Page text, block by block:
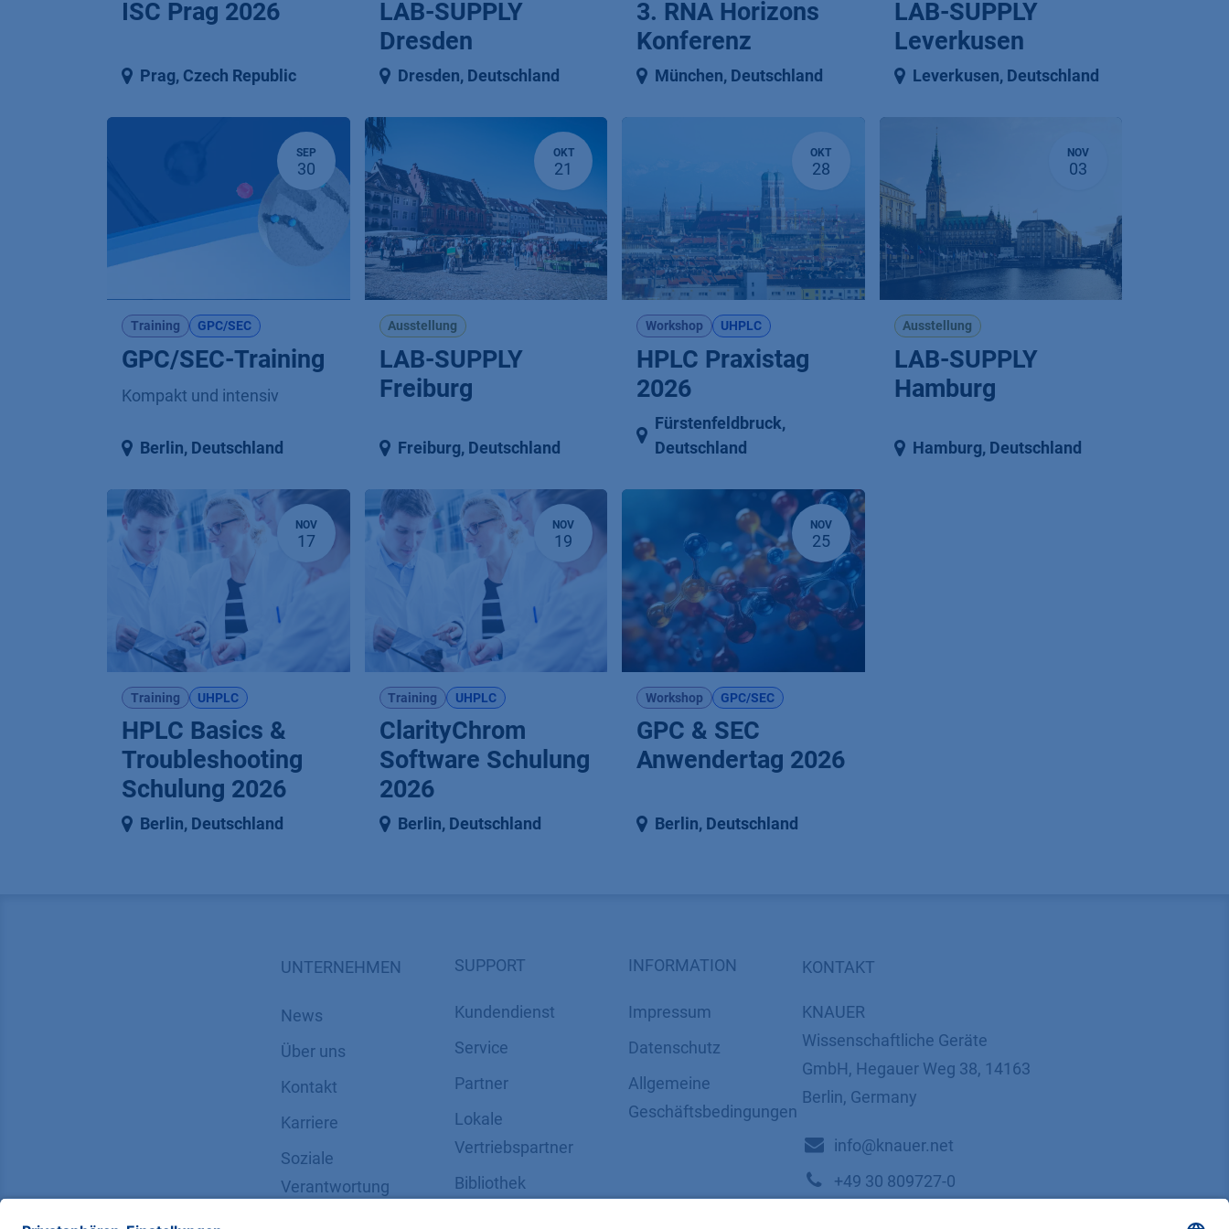
ISC Prag 2026
Prag, Czech Republic
LAB-SUPPLY
Dresden
Dresden, Deutschland
3. RNA Horizons
Konferenz
München, Deutschland
LAB-SUPPLY
Leverkusen
Leverkusen, Deutschland
SEP
30
Training GPC/SEC
GPC/SEC-Training
Kompakt und intensiv
Berlin, Deutschland
OKT
21
Ausstellung
LAB-SUPPLY
Freiburg
Freiburg, Deutschland
OKT
28
Workshop UHPLC
HPLC Praxistag
2026
Fürstenfeldbruck,
Deutschland
NOV
03
Ausstellung
LAB-SUPPLY
Hamburg
Hamburg, Deutschland
NOV
17
Training UHPLC
HPLC Basics &
Troubleshooting
Schulung 2026
Berlin, Deutschland
NOV
19
Training UHPLC
ClarityChrom
Software Schulung
2026
Berlin, Deutschland
NOV
25
Workshop GPC/SEC
GPC & SEC
Anwendertag 2026
Berlin, Deutschland
UNTERNEHMEN
News
Über uns
Kontakt
Karriere
Soziale
Verantwortung
SUPPORT
Kundendienst
Service
Partner
Lokale
Vertriebspartner
Bibliothek
INFORMATION
Impressum
Datenschutz
​​​​​​​​​​​​​​​​​Allgemeine
Geschäftsbedingungen
KONTAKT
KNAUER
Wissenschaftliche Geräte
GmbH, Hegauer Weg 38, 14163
Berlin, Germany
​​​​​​​​​​​​​​i​n​f​o​@​k​n​a​u​e​r​.​n​e​t
+49 30 809727-0